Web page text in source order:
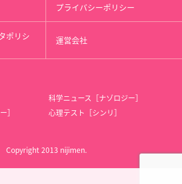
プライバシーポリシー
ポリシ 運営会社
科学ニュース［ナゾロジー］
］
心理テスト［シンリ］
Copyright 2013 nijimen.